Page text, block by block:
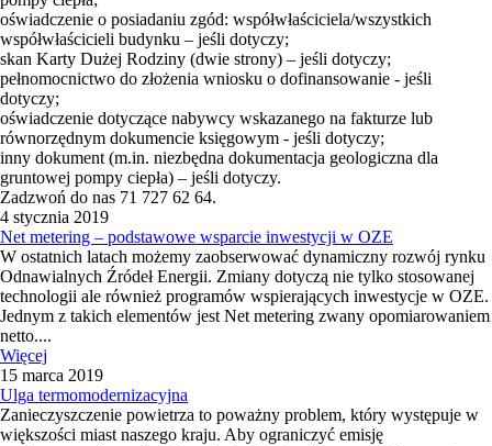
oświadczenie o posiadaniu zgód: współwłaściciela/wszystkich
współwłaścicieli budynku – jeśli dotyczy;
skan Karty Dużej Rodziny (dwie strony) – jeśli dotyczy;
pełnomocnictwo do złożenia wniosku o dofinansowanie - jeśli
dotyczy;
oświadczenie dotyczące nabywcy wskazanego na fakturze lub
równorzędnym dokumencie księgowym - jeśli dotyczy;
inny dokument (m.in. niezbędna dokumentacja geologiczna dla
gruntowej pompy ciepła) – jeśli dotyczy.
Zadzwoń do nas 71 727 62 64.
4 stycznia 2019
Net metering – podstawowe wsparcie inwestycji w OZE
W ostatnich latach możemy zaobserwować dynamiczny rozwój rynku
Odnawialnych Źródeł Energii. Zmiany dotyczą nie tylko stosowanej
technologii ale również programów wspierających inwestycje w OZE.
Jednym z takich elementów jest Net metering zwany opomiarowaniem
netto....
Więcej
15 marca 2019
Ulga termomodernizacyjna
Zanieczyszczenie powietrza to poważny problem, który występuje w
większości miast naszego kraju. Aby ograniczyć emisję